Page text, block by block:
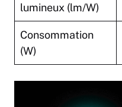
lumineux (lm/W)
Consommation
(W)